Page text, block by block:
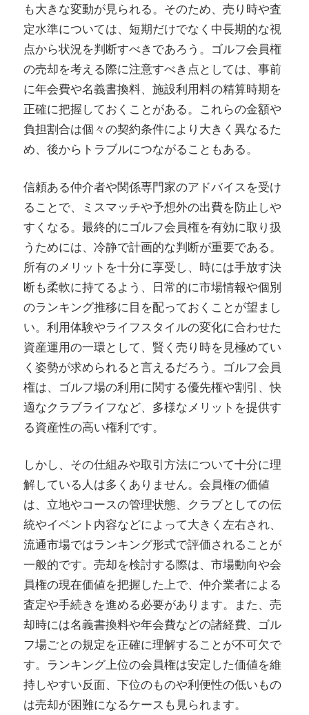
も大きな変動が見られる。そのため、売り時や査
定水準については、短期だけでなく中長期的な視
点から状況を判断すべきであろう。ゴルフ会員権
の売却を考える際に注意すべき点としては、事前
に年会費や名義書換料、施設利用料の精算時期を
正確に把握しておくことがある。これらの金額や
負担割合は個々の契約条件により大きく異なるた
め、後からトラブルにつながることもある。
信頼ある仲介者や関係専門家のアドバイスを受け
ることで、ミスマッチや予想外の出費を防止しや
すくなる。最終的にゴルフ会員権を有効に取り扱
うためには、冷静で計画的な判断が重要である。
所有のメリットを十分に享受し、時には手放す決
断も柔軟に持てるよう、日常的に市場情報や個別
のランキング推移に目を配っておくことが望まし
い。利用体験やライフスタイルの変化に合わせた
資産運用の一環として、賢く売り時を見極めてい
く姿勢が求められると言えるだろう。ゴルフ会員
権は、ゴルフ場の利用に関する優先権や割引、快
適なクラブライフなど、多様なメリットを提供す
る資産性の高い権利です。
しかし、その仕組みや取引方法について十分に理
解している人は多くありません。会員権の価値
は、立地やコースの管理状態、クラブとしての伝
統やイベント内容などによって大きく左右され、
流通市場ではランキング形式で評価されることが
一般的です。売却を検討する際は、市場動向や会
員権の現在価値を把握した上で、仲介業者による
査定や手続きを進める必要があります。また、売
却時には名義書換料や年会費などの諸経費、ゴル
フ場ごとの規定を正確に理解することが不可欠で
す。ランキング上位の会員権は安定した価値を維
持しやすい反面、下位のものや利便性の低いもの
は売却が困難になるケースも見られます。